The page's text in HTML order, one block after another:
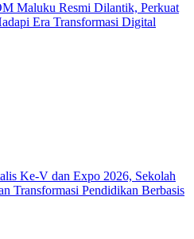
Maluku Resmi Dilantik, Perkuat
Era Transformasi Digital
Ke-V dan Expo 2026, Sekolah
Transformasi Pendidikan Berbasis